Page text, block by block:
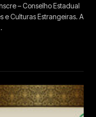
– Conselho Estadual
e Culturas Estrangeiras. A